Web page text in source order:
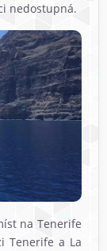
nedostupná.
na Tenerife
Tenerife a La